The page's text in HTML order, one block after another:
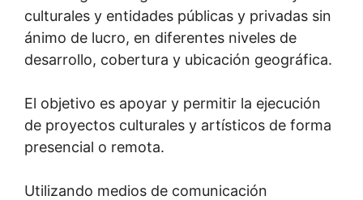
culturales y entidades públicas y privadas sin
ánimo de lucro, en diferentes niveles de
desarrollo, cobertura y ubicación geográfica.
El objetivo es apoyar y permitir la ejecución
de proyectos culturales y artísticos de forma
presencial o remota.
Utilizando medios de comunicación